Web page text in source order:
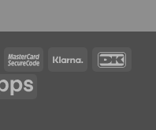
MasterCardMasterCardKlarna
Vipps